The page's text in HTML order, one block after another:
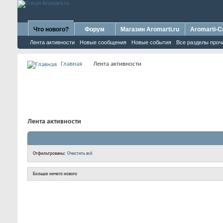
Что нового?
Лента активности Новые сообщения Новые события Все разделы
Форум Магазин Aromarti.ru Aromarti-
Главная Лента активности
Лента активности
Отфильтрованы: Очистить всё
Больше ничего нового